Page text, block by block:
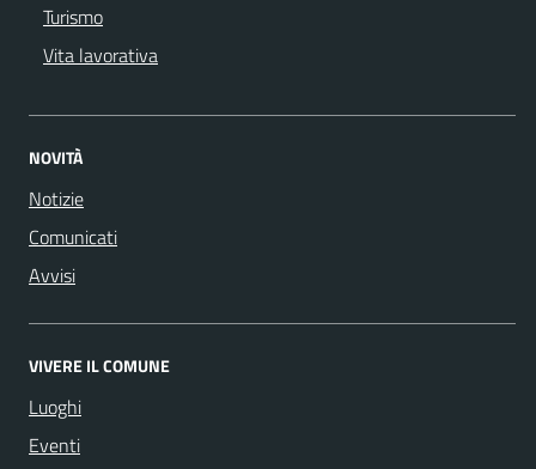
Turismo
Vita lavorativa
NOVITÀ
Notizie
Comunicati
Avvisi
VIVERE IL COMUNE
Luoghi
Eventi